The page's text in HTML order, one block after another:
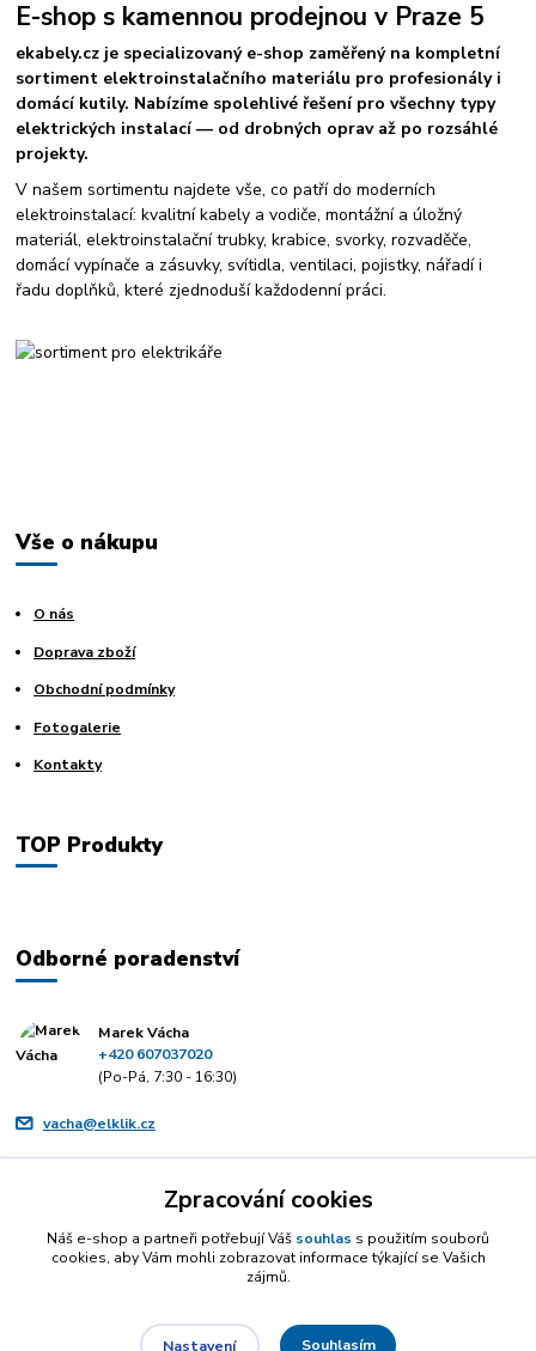
E-shop s kamennou prodejnou v Praze 5
ekabely.cz je specializovaný e-shop zaměřený na kompletní
sortiment elektroinstalačního materiálu pro profesionály i
domácí kutily. Nabízíme spolehlivé řešení pro všechny typy
elektrických instalací — od drobných oprav až po rozsáhlé
projekty.
V našem sortimentu najdete vše, co patří do moderních
elektroinstalací: kvalitní kabely a vodiče, montážní a úložný
materiál, elektroinstalační trubky, krabice, svorky, rozvaděče,
domácí vypínače a zásuvky, svítidla, ventilaci, pojistky, nářadí i
řadu doplňků, které zjednoduší každodenní práci.
Vše o nákupu
O nás
Doprava zboží
Obchodní podmínky
Fotogalerie
Kontakty
TOP Produkty
Odborné poradenství
Marek Vácha
+420 607037020
(Po-Pá, 7:30 - 16:30)
vacha@elklik.cz
Zpracování cookies
Náš e-shop a partneři potřebují Váš souhlas s použitím souborů
cookies, aby Vám mohli zobrazovat informace týkající se Vašich
zájmů.
Nastavení Souhlasím